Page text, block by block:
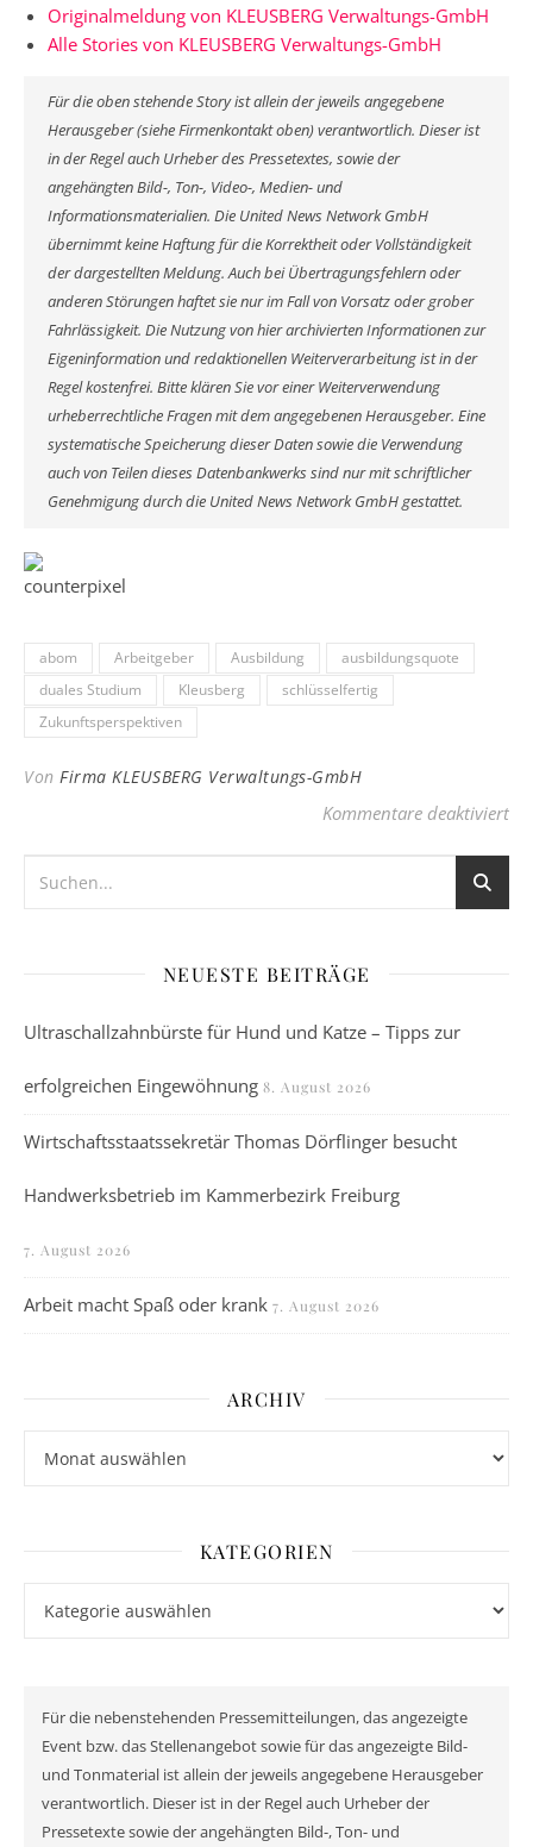
Originalmeldung von KLEUSBERG Verwaltungs-GmbH
Alle Stories von KLEUSBERG Verwaltungs-GmbH
Für die oben stehende Story ist allein der jeweils angegebene
Herausgeber (siehe Firmenkontakt oben) verantwortlich. Dieser ist
in der Regel auch Urheber des Pressetextes, sowie der
angehängten Bild-, Ton-, Video-, Medien- und
Informationsmaterialien. Die United News Network GmbH
übernimmt keine Haftung für die Korrektheit oder Vollständigkeit
der dargestellten Meldung. Auch bei Übertragungsfehlern oder
anderen Störungen haftet sie nur im Fall von Vorsatz oder grober
Fahrlässigkeit. Die Nutzung von hier archivierten Informationen zur
Eigeninformation und redaktionellen Weiterverarbeitung ist in der
Regel kostenfrei. Bitte klären Sie vor einer Weiterverwendung
urheberrechtliche Fragen mit dem angegebenen Herausgeber. Eine
systematische Speicherung dieser Daten sowie die Verwendung
auch von Teilen dieses Datenbankwerks sind nur mit schriftlicher
Genehmigung durch die United News Network GmbH gestattet.
abom Arbeitgeber Ausbildung
ausbildungsquote
duales Studium
Kleusberg
schlüsselfertig
Zukunftsperspektiven
Von Firma KLEUSBERG Verwaltungs-GmbH
Kommentare deaktiviertfür
NEUESTE BEITRÄGE
Ultraschallzahnbürste für Hund und Katze – Tipps zur
erfolgreichen Eingewöhnung 8. August 2026
Wirtschaftsstaatssekretär Thomas Dörflinger besucht
Handwerksbetrieb im Kammerbezirk Freiburg
7. August 2026
Arbeit macht Spaß oder krank 7. August 2026
ARCHIV
KATEGORIEN
Für die nebenstehenden Pressemitteilungen, das angezeigte
Event bzw. das Stellenangebot sowie für das angezeigte Bild-
und Tonmaterial ist allein der jeweils angegebene Herausgeber
verantwortlich. Dieser ist in der Regel auch Urheber der
Pressetexte sowie der angehängten Bild-, Ton- und